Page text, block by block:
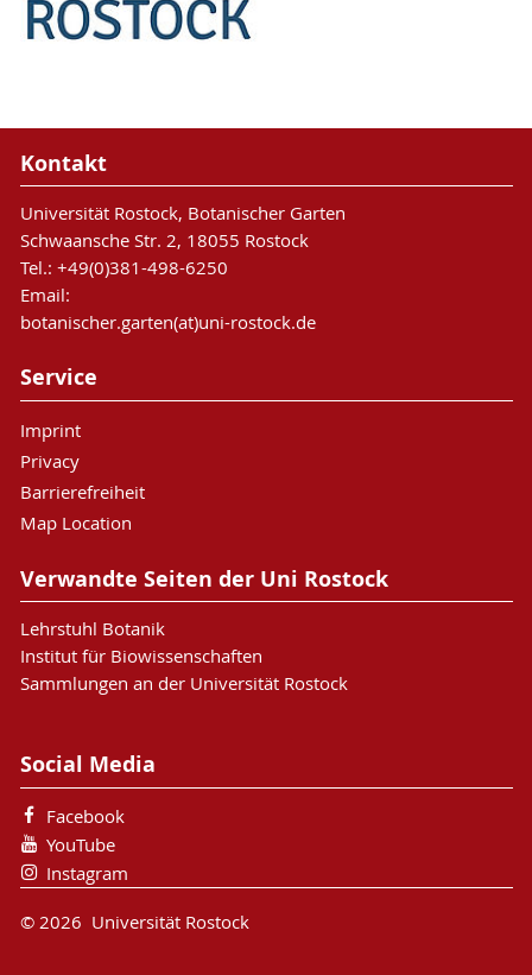
Kontakt
Universität Rostock, Botanischer Garten
Schwaansche Str. 2, 18055 Rostock
Tel.: +49(0)381-498-6250
Email:
botanischer.garten(at)uni-rostock.de
Service
Imprint
Privacy
Barrierefreiheit
Map Location
Verwandte Seiten der Uni Rostock
Lehrstuhl Botanik
Institut für Biowissenschaften
Sammlungen an der Universität Rostock
Social Media
Facebook
YouTube
Instagram
© 2026 Universität Rostock